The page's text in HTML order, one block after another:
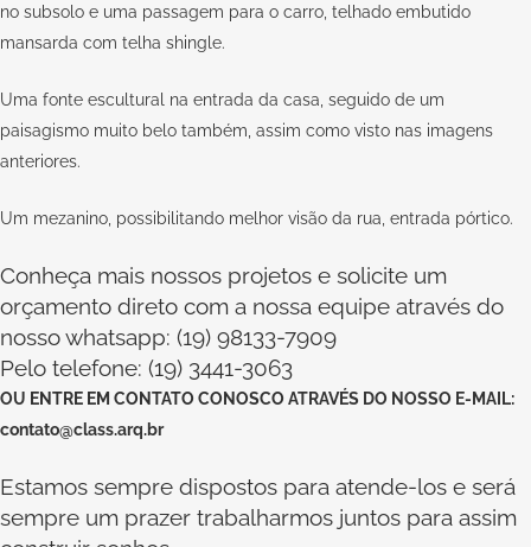
no subsolo e uma passagem para o carro, telhado embutido
mansarda com telha shingle.
Uma fonte escultural na entrada da casa, seguido de um
paisagismo muito belo também, assim como visto nas imagens
anteriores.
Um mezanino, possibilitando melhor visão da rua, entrada pórtico.
Conheça mais nossos projetos e solicite um
orçamento direto com a nossa equipe através do
nosso whatsapp: (19) 98133-7909
Pelo telefone: (19) 3441-3063
OU ENTRE EM CONTATO CONOSCOATRAVÉS DO NOSSO E-MAIL:
contato@class.arq.br
Estamos sempre dispostos para atende-los e será
sempre um prazer trabalharmos juntos para assim